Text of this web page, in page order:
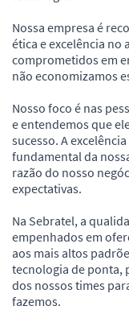
Nossa empresa é
ética e excelência no
comprometidos em
não economizamos
Nosso foco é nas
e entendemos que
sucesso. A
fundamental da
razão do nosso
expectativas.
Na Sebratel, a
empenhados em
aos mais altos
tecnologia de ponta,
dos nossos times
fazemos.